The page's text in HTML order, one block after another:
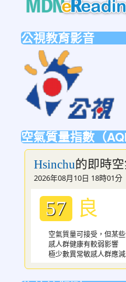
公視教育影音
空氣質量指數（AQI
Hsinchu的即時
2026年08月10日 18時01分
57 良
空氣質量可接受，但某
感人群健康有較弱影響
極少數異常敏感人群應